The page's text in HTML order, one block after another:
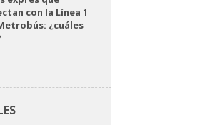
con la Línea 1
¿cuáles